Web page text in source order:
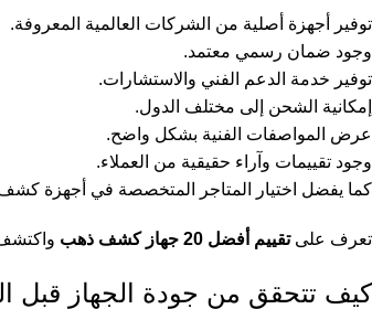
توفير أجهزة أصلية من الشركات العالمية المعروفة.
وجود ضمان رسمي معتمد.
توفير خدمة الدعم الفني والاستشارات.
إمكانية الشحن إلى مختلف الدول.
عرض المواصفات الفنية بشكل واضح.
وجود تقييمات وآراء حقيقية من العملاء.
كما يفضل اختيار المتاجر المتخصصة في أجهزة كشف
تعرف علىتقييم أفضل 20 جهاز كشف ذهب واكتشف
كيف تتحقق من جودة الجهاز قبل